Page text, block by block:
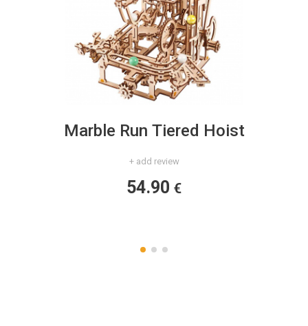
Marble Run Tiered Hoist
+ add review
54.90 €